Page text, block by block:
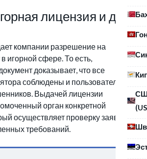
лицензия и для
компании разрешение на
игорной сфере. То есть,
доказывает, что все
соблюдены и пользователи
Выдачей лицензии
орган конкретной
осуществляет проверку заявителя
требований.